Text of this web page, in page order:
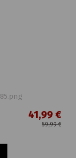
41,99 €
59,99 €